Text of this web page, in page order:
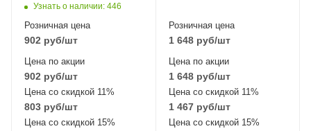
Узнать о наличии: 446
Розничная цена
902 руб/шт
Цена по акции
902 руб/шт
Цена со скидкой 11%
803 руб/шт
Цена со скидкой 15%
Розничная цена
1 648руб/шт
Цена по акции
1 648руб/шт
Цена со скидкой 11%
1 467руб/шт
Цена со скидкой 15%